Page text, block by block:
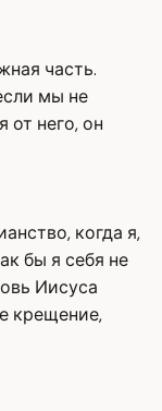
часть.
мы не
от него, он
когда я,
бы я себя не
Иисуса
крещение,